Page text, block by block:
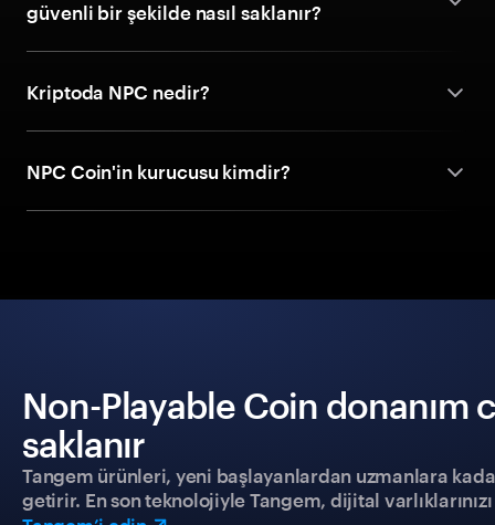
güvenli bir şekilde nasıl saklanır?
Kriptoda NPC nedir?
NPC Coin'in kurucusu kimdir?
Non-Playable Coin donanım
saklanır
Tangem ürünleri, yeni başlayanlardan uzmanlara
getirir. En son teknolojiyle Tangem, dijital